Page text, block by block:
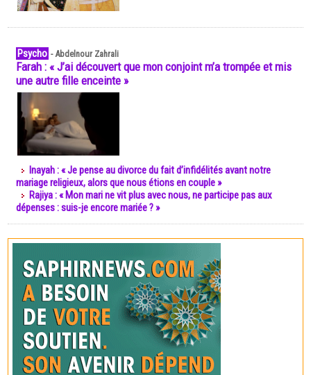
Psycho -Abdelnour Zahrali
Farah : « J’ai découvert que mon conjoint m’a trompée et mis
une autre fille enceinte »
Inayah : « Je pense au divorce du fait d’infidélités avant notre
mariage religieux, alors que nous étions en couple »
Rajiya : « Mon mari ne vit plus avec nous, ne participe pas aux
dépenses : suis-je encore mariée ? »